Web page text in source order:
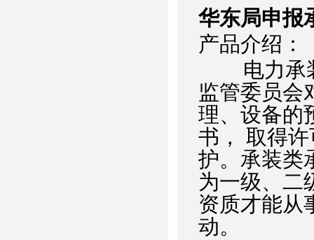
华东局申报
产品介绍：
电力承装
监管委员会
理、设备的
书， 取得
护。承装类
为一级、二
资质才能从
动。